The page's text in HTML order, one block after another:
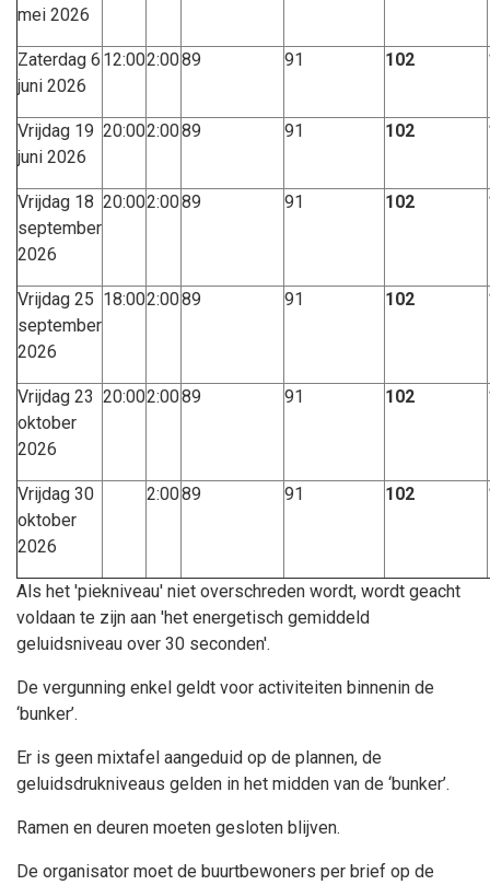
mei 2026
Zaterdag 6
juni 2026
12:002:0089 91 102
Vrijdag 19
juni 2026
20:002:0089 91 102
Vrijdag 18
september
2026
20:002:0089 91 102
Vrijdag 25
september
2026
18:002:0089 91 102
Vrijdag 23
oktober
2026
20:002:0089 91 102
Vrijdag 30
oktober
2026
2:0089 91 102
Als het 'piekniveau' niet overschreden wordt, wordt geacht
voldaan te zijn aan 'het energetisch gemiddeld
geluidsniveau over 30 seconden'.
De vergunning enkel geldt voor activiteiten binnenin de
‘bunker’.
Er is geen mixtafel aangeduid op de plannen, de
geluidsdrukniveaus gelden in het midden van de ‘bunker’.
Ramen en deuren moeten gesloten blijven.
De organisator moet de buurtbewoners per brief op de